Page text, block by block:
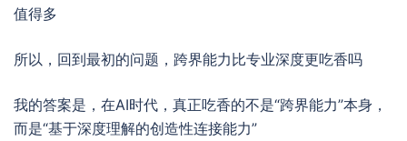
值得多
所以，回到最初的问题，跨界能力比专业深度更吃香吗
我的答案是，在AI时代，真正吃香的不是“跨界能力”本身，
而是“基于深度理解的创造性连接能力”